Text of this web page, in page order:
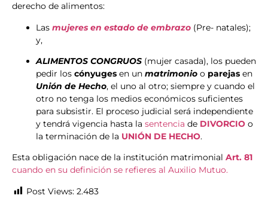
derecho de alimentos:
Las mujeres en estado de embrazo (Pre- natales);
y,
ALIMENTOS CONGRUOS (mujer casada), los pueden
pedir los cónyuges en un matrimonio o parejas en
Unión de Hecho, el uno al otro; siempre y cuando el
otro no tenga los medios económicos suficientes
para subsistir. El proceso judicial será independiente
y tendrá vigencia hasta la sentencia de DIVORCIO o
la terminación de la UNIÓN DE HECHO.
Esta obligación nace de la institución matrimonial Art. 81
cuando en su definición se refieres al Auxilio Mutuo.
Post Views: 2.483